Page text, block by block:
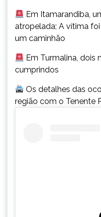
Em Itamarandiba,
atropelada; A vítima
um caminhão
Em Turmalina, dois
cumprindos
Os detalhes das
região com o Tenente